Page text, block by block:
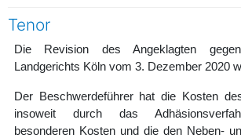
Tenor
Die Revision des Angeklagten
Landgerichts Köln vom 3. Dezember 2020
Der Beschwerdeführer hat die Kosten
insoweit durch das
besonderen Kosten und die den Neben-